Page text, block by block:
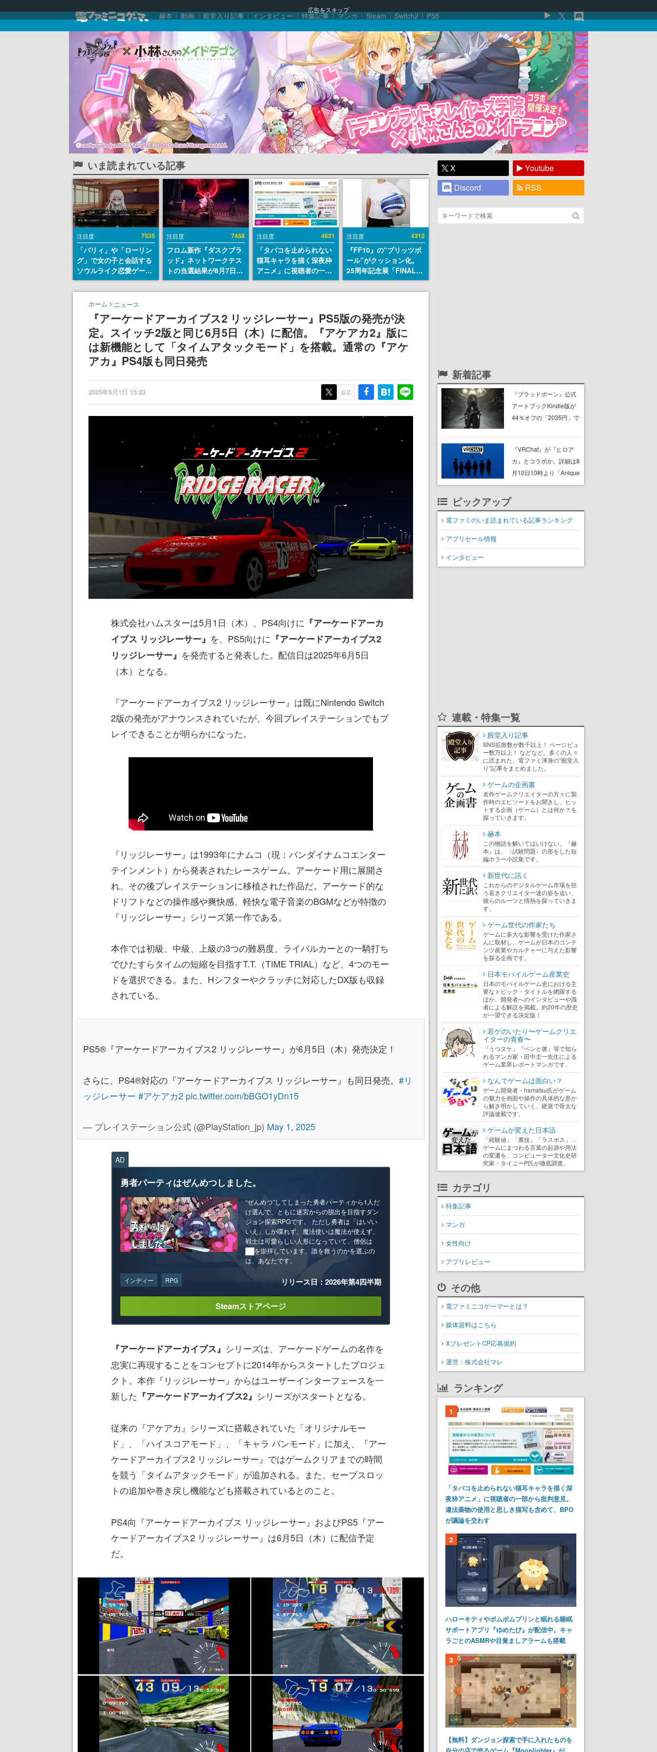
広告をスキップ
赫本 動画 殿堂入り記事 インタビュー 特集記事 マンガ Steam Switch2 PS5
いま読まれている記事
注目度 7535
「パリィ」や「ローリン
グ」で女の子と会話する
ソウルライク恋愛ゲーム
『小早川さんはソウルラ
イク』無料公開。返事に
失敗すると「YOU
DIED」
注目度 7458
フロム新作『ダスクブラ
ッド』ネットワークテス
トの当選結果が8月7日22
時に発表。応募サイトの
マイページから確認可
注目度 4631
「タバコを止められない
猫耳キャラを描く深夜枠
アニメ」に視聴者の一部
から批判意見。違法薬物
の使用と思しき描写も含
注目度 4312
『FF10』の“ブリッツボ
ール”がクッション化。
25周年記念展「FINAL
FANTASY X MUSEUM-
幻光の記憶-」のグッズ情
ホーム ニュース
『アーケードアーカイブス2 リッジレーサー』PS5版の発売が決
定。スイッチ2版と同じ6月5日（木）に配信。『アケアカ2』版に
は新機能として「タイムアタックモード」を搭載。通常の『アケ
アカ』PS4版も同日発売
2025年5月1日 15:23 反応
株式会社ハムスターは5月1日（木）、PS4向けに 『アーケードアーカ
イブス リッジレーサー』 を、PS5向けに 『アーケードアーカイブス2
リッジレーサー』 を発売すると発表した。配信日は2025年6月5日
（木）となる。
『アーケードアーカイブス2 リッジレーサー』は既にNintendo Switch
2版の発売がアナウンスされていたが、今回プレイステーションでもプ
レイできることが明らかになった。
『リッジレーサー』は1993年にナムコ（現：バンダイナムコエンター
テインメント）から発表されたレースゲーム。アーケード用に展開さ
れ、その後プレイステーションに移植された作品だ。アーケード的な
ドリフトなどの操作感や爽快感、軽快な電子音楽のBGMなどが特徴の
『リッジレーサー』シリーズ第一作である。
本作では初級、中級、上級の3つの難易度、ライバルカーとの一騎打ち
でひたすらタイムの短縮を目指すT.T.（TIME TRIAL）など、4つのモー
ドを選択できる。また、Hシフターやクラッチに対応したDX版も収録
されている。
PS5®『アーケードアーカイブス2 リッジレーサー』が6月5日（木）発売決定！
さらに、PS4®対応の『アーケードアーカイブス リッジレーサー』も同日発売。 #リ
ッジレーサー #アケアカ2 pic.twitter.com/bBGO1yDn15
— プレイステーション公式 (@PlayStation_jp) May 1, 2025
AD
勇者パーティはぜんめつしました。
“ぜんめつ”してしまった勇者パーティから1人だ
け選んで、ともに迷宮からの脱出を目指すダン
ジョン探索RPGです。 ただし勇者は「はい/い
いえ」しか喋れず、魔法使いは魔法が使えず、
戦士は可愛らしい人形になっていて、僧侶は
██を崇拝しています。誰を救うのかを選ぶの
は、あなたです。
インディー RPG リリース日：2026年第4四半期
Steamストアページ
『アーケードアーカイブス』 シリーズは、アーケードゲームの名作を
忠実に再現することをコンセプトに2014年からスタートしたプロジェ
クト。本作『リッジレーサー』からはユーザーインターフェースを一
新した 『アーケードアーカイブス2』 シリーズがスタートとなる。
従来の『アケアカ』シリーズに搭載されていた「オリジナルモー
ド」、「ハイスコアモード」、「キャラ バンモード」に加え、『アー
ケードアーカイブス2 リッジレーサー』ではゲームクリアまでの時間
を競う「タイムアタックモード」が追加される。また、セーブスロッ
トの追加や巻き戻し機能なども搭載されているとのこと。
PS4向『アーケードアーカイブス リッジレーサー』およびPS5『アー
ケードアーカイブス2 リッジレーサー』は6月5日（木）に配信予定
だ。
X
Youtube
Discord
RSS
新着記事
『ブラッドボーン』公式
アートブックKindle版が
44％オフの「2035円」で
作品世界の理解と“啓蒙”を
深められる狩人様必携の
一冊
『VRChat』が『ヒロア
カ』とコラボか。詳細は8
月10日10時より「Anique
| アニーク」公式Xにて公
ピックアップ
電ファミのいま読まれている記事ランキング
アプリセール情報
インタビュー
連載・特集一覧
殿堂入り記事
SNS拡散数が数千以上！ ページビュ
ー数万以上！ などなど。多くの人々
に読まれた、電ファミ渾身の“殿堂入
り”記事をまとめました。
ゲームの企画書
名作ゲームクリエイターの方々に製
作時のエピソードをお聞きし、ヒッ
トする企画（ゲーム）とは何か？を
探っていきます。
赫本
この物語を解いてはいけない。『赫
本』は、〈試験問題〉の形をした短
編ホラー小説集です。
新世代に訊く
これからのデジタルゲーム市場を担
う若きクリエイター達の姿を追い、
彼らのルーツと情熱を探っていきま
す。
ゲーム世代の作家たち
ゲームに多大な影響を受けた作家さ
んに取材し、ゲームが日本のコンテ
ンツ産業やカルチャーに与えた影響
を探る企画です。
日本モバイルゲーム産業史
日本のモバイルゲーム史における主
要なトピック・タイトルを網羅する
ほか、開発者へのインタビューや識
者による解説を掲載。約20年の歴史
が一望できる決定版！
若ゲのいたり〜ゲームクリエ
イターの青春〜
『うつヌケ』『ペンと箸』等で知ら
れるマンガ家・田中圭一先生による
ゲーム業界レポートマンガです。
なんでゲームは面白い？
ゲーム開発者・hamatsu氏がゲーム
の魅力を画面や操作の具体的な形か
ら解き明かしていく、硬派で骨太な
評論連載です。
ゲームが変えた日本語
「経験値」「裏技」「ラスボス」…
ゲームにまつわる言葉の起源や用法
の変遷を、コンピューター文化史研
究家・タイニーP氏が徹底調査。
カテゴリ
特集記事
マンガ
女性向け
アプリレビュー
その他
電ファミニコゲーマーとは？
媒体資料はこちら
XプレゼントCP応募規約
運営：株式会社マレ
ランキング
1
「タバコを止められない猫耳キャラを描く深
夜枠アニメ」に視聴者の一部から批判意見。
違法薬物の使用と思しき描写も含めて、BPO
が議論を交わす
2
ハローキティやポムポムプリンと眠れる睡眠
サポートアプリ『ゆめたび』が配信中。キャ
ラごとのASMRや目覚ましアラームも搭載
3
【無料】ダンジョン探索で手に入れたものを